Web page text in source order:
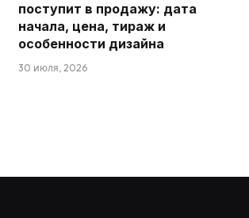
поступит в продажу: дата
начала, цена, тираж и
особенности дизайна
30 июля, 2026